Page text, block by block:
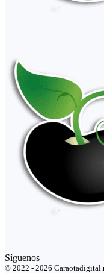
Síguenos
© 2022 - 2026